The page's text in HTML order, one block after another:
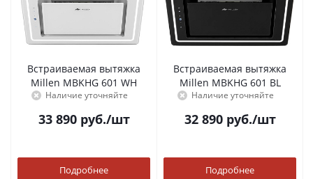
Встраиваемая вытяжка
Millen MBKHG 601 WH
Наличие уточняйте
33 890руб./шт
Подробнее
Встраиваемая вытяжка
Millen MBKHG 601 BL
Наличие уточняйте
32 890руб./шт
Подробнее